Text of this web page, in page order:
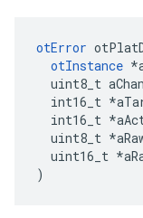
otError
otInstance *
uint8_t
int16_t *
int16_t *
uint8_t *
uint16_t *
)